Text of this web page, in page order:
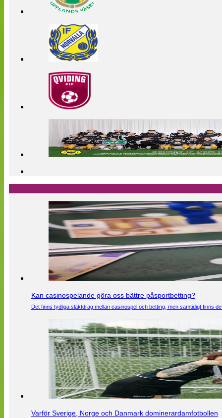
Kan casinospelande göra oss bättre påsportbetting?
Det finns tydliga släktdrag mellan casinospel och betting, men samtidigt finns
Varför Sverige, Norge och Danmark dominerardamfotbollen